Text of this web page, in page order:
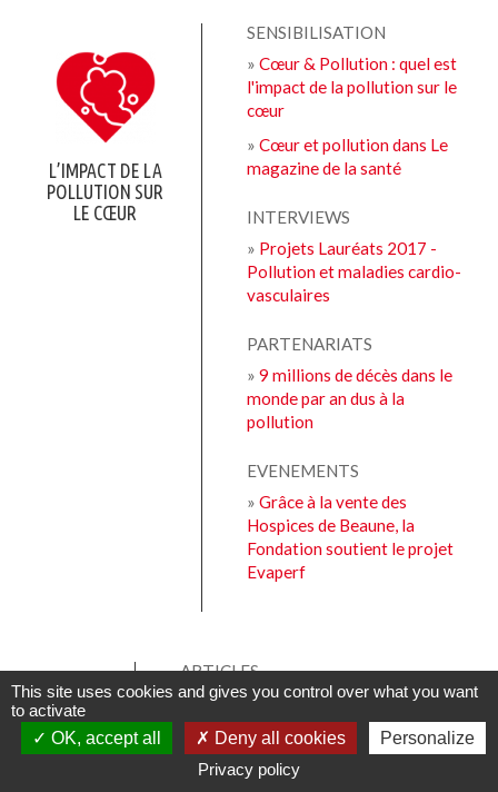
L’IMPACT DE LA
POLLUTION SUR
LE CŒUR
SENSIBILISATION
» Cœur & Pollution : quel est
l'impact de la pollution sur le
cœur
» Cœur et pollution dans Le
magazine de la santé
INTERVIEWS
» Projets Lauréats 2017 -
Pollution et maladies cardio-
vasculaires
PARTENARIATS
» 9 millions de décès dans le
monde par an dus à la
pollution
EVENEMENTS
» Grâce à la vente des
Hospices de Beaune, la
Fondation soutient le projet
Evaperf
LA
ARTICLES
»Le marathon d'Arnaud Fay avril 2022
- Revue de presse
»Quatre ans après une sévère crise
cardiaque, Arnaud Fay s'attaque au
This site uses cookies and gives you control over what you want
to activate
OK, accept all
Deny all cookies
Personalize
Privacy policy